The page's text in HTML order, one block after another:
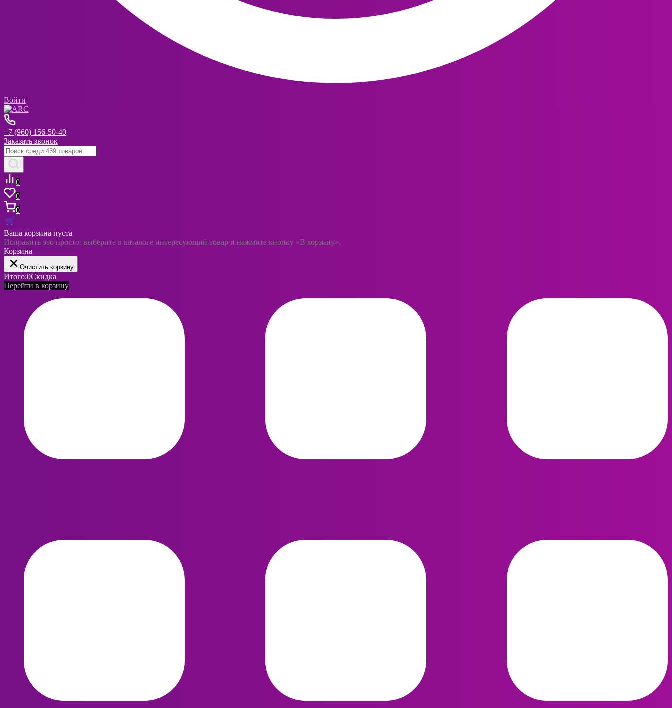
Войти
+7 (960) 156-50-40
Заказать звонок
0
0
0
Ваша корзина пуста
Исправить это просто: выберите в каталоге интересующий товар и нажмите кнопку «В корзину».
Корзина
Очистить корзину
Итого:0Скидка
Перейти в корзину